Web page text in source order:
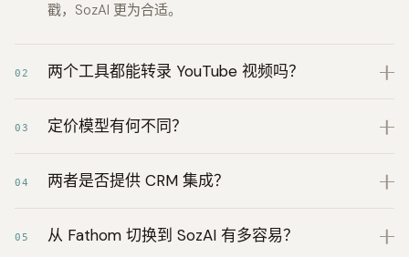
戳，SozAI 更为合适。
02 两个工具都能转录 YouTube 视频吗？
03 定价模型有何不同？
04 两者是否提供 CRM 集成？
05 从 Fathom 切换到 SozAI 有多容易？